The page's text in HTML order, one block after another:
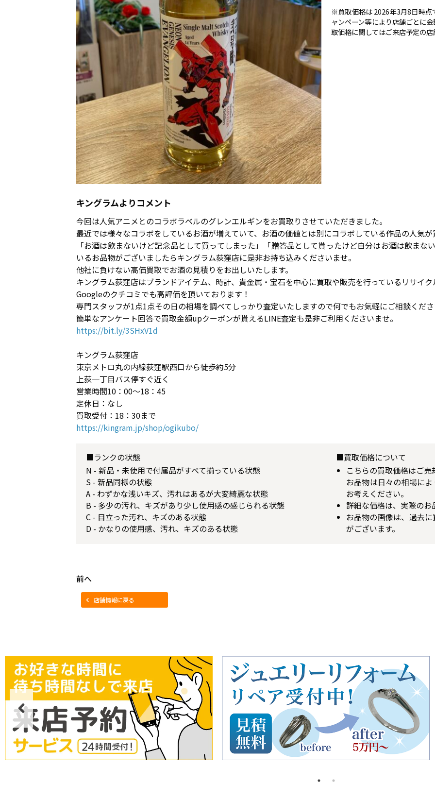
※買取価格は 2026年3月8日時点
ャンペーン等により店舗ごとに
取価格に関してはご来店予定の
キングラムよりコメント
今回は人気アニメとのコラボラベルのグレンエルギンをお買取りさせていただきました。
最近では様々なコラボをしているお酒が増えていて、お酒の価値とは別にコラボしている作品の人気
「お酒は飲まないけど記念品として買ってしまった」「贈答品として貰ったけど自分はお酒は飲まな
いるお品物がございましたらキングラム荻窪店に是非お持ち込みくださいませ。
他社に負けない高価買取でお酒の見積りをお出しいたします。
キングラム荻窪店はブランドアイテム、時計、貴金属・宝石を中心に買取や販売を行っているリサイ
Googleのクチコミでも高評価を頂いております！
専門スタッフが1点1点その日の相場を調べてしっかり査定いたしますので何でもお気軽にご相談くだ
簡単なアンケート回答で買取金額upクーポンが貰えるLINE査定も是非ご利用くださいませ。
https://bit.ly/3SHxV1d
キングラム荻窪店
東京メトロ丸の内線荻窪駅西口から徒歩約5分
上荻一丁目バス停すぐ近く
営業時間10：00～18：45
定休日：なし
買取受付：18：30まで
https://kingram.jp/shop/ogikubo/
■ランクの状態
N - 新品・未使用で付属品がすべて揃っている状態
S - 新品同様の状態
A - わずかな浅いキズ、汚れはあるが大変綺麗な状態
B - 多少の汚れ、キズがあり少し使用感の感じられる状態
C - 目立った汚れ、キズのある状態
D - かなりの使用感、汚れ、キズのある状態
■買取価格について
こちらの買取価格はご
お品物は日々の相場に
お考えください。
詳細な価格は、実際の
お品物の画像は、過去
がございます。
前へ
店舗情報に戻る